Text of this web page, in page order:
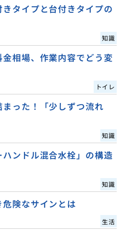
タイプと台付きタイプの
知識
金相場、作業内容でどう変
トイレ
った！「少しずつ流れ
知識
ンドル混合水栓」の構造
知識
険なサインとは
生活